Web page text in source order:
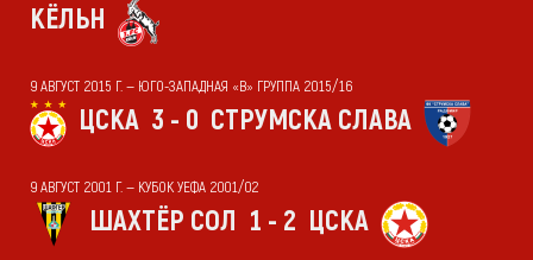
КЁЛЬН
9 АВГУСТ 2015 Г. — ЮГО-ЗАПАДНАЯ «В» ГРУППА 2015/16
ЦСКА 3 - 0 СТРУМСКА СЛАВА
9 АВГУСТ 2001 Г. — КУБОК УЕФА 2001/02
ШАХТЁР СОЛ 1 - 2 ЦСКА